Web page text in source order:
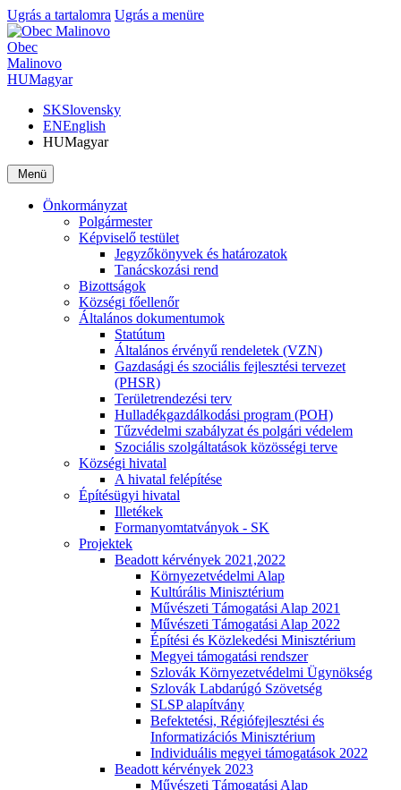
Ugrás a tartalomra Ugrás a menüre
Obec
Malinovo
HUMagyar
SKSlovensky
ENEnglish
HUMagyar
Menü
Önkormányzat
Polgármester
Képviselő testület
Jegyzőkönyvek és határozatok
Tanácskozási rend
Bizottságok
Községi főellenőr
Általános dokumentumok
Statútum
Általános érvényű rendeletek (VZN)
Gazdasági és szociális fejlesztési tervezet
(PHSR)
Területrendezési terv
Hulladékgazdálkodási program (POH)
Tűzvédelmi szabályzat és polgári védelem
Szociális szolgáltatások közösségi terve
Községi hivatal
A hivatal felépítése
Építésügyi hivatal
Illetékek
Formanyomtatványok - SK
Projektek
Beadott kérvények 2021,2022
Környezetvédelmi Alap
Kultúrális Minisztérium
Művészeti Támogatási Alap 2021
Művészeti Támogatási Alap 2022
Építési és Közlekedési Minisztérium
Megyei támogatási rendszer
Szlovák Környezetvédelmi Ügynökség
Szlovák Labdarúgó Szövetség
SLSP alapítvány
Befektetési, Régiófejlesztési és
Informatizációs Minisztérium
Individuális megyei támogatások 2022
Beadott kérvények 2023
Művészeti Támogatási Alap